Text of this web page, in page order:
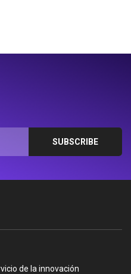
de la innovación